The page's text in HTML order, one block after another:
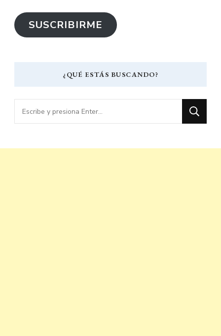
correo
electrónico
SUSCRIBIRME
¿QUÉ ESTÁS BUSCANDO?
¿Buscas
algo?